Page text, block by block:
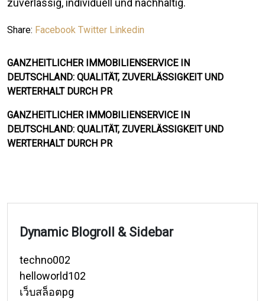
zuverlässig, individuell und nachhaltig.
Share: Facebook Twitter Linkedin
GANZHEITLICHER IMMOBILIENSERVICE IN
DEUTSCHLAND: QUALITÄT, ZUVERLÄSSIGKEIT UND
WERTERHALT DURCH PR
GANZHEITLICHER IMMOBILIENSERVICE IN
DEUTSCHLAND: QUALITÄT, ZUVERLÄSSIGKEIT UND
WERTERHALT DURCH PR
Dynamic Blogroll & Sidebar
techno002
helloworld102
เว็บสล็อตpg